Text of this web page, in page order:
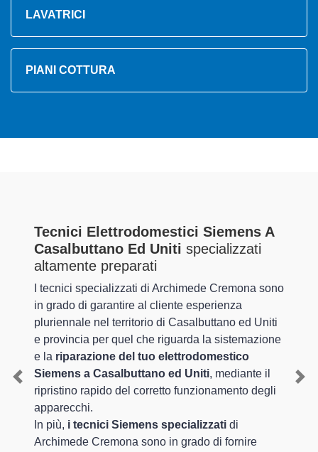
LAVATRICI
PIANI COTTURA
Tecnici Elettrodomestici Siemens A
Casalbuttano Ed Uniti specializzati
altamente preparati
I tecnici specializzati di Archimede Cremona sono
in grado di garantire al cliente esperienza
pluriennale nel territorio di Casalbuttano ed Uniti
e provincia per quel che riguarda la sistemazione
e la riparazione del tuo elettrodomestico
Siemens a Casalbuttano ed Uniti, mediante il
ripristino rapido del corretto funzionamento degli
apparecchi.
In più, i tecnici Siemens specializzati di
Archimede Cremona sono in grado di fornire
Previous